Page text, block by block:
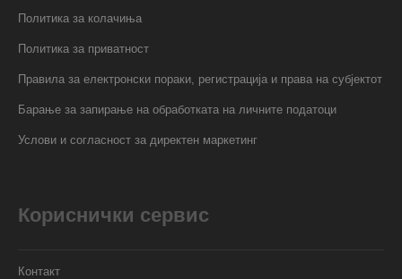
Политика за колачиња
Политика за приватност
Правила за електронски пораки, регистрација и права на субјектот
Барање за запирање на обработката на личните податоци
Услови и согласност за директен маркетинг
Кориснички сервис
Контакт